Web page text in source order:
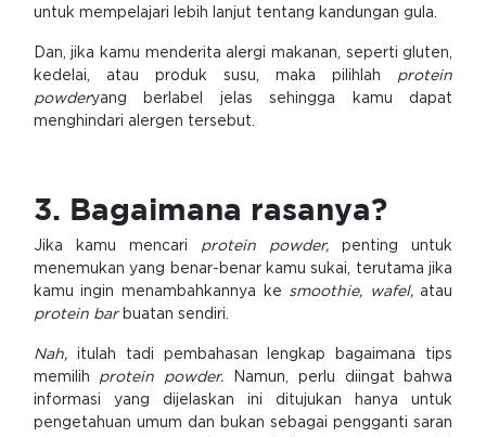
untuk mempelajari lebih lanjut tentang kandungan gula.
Dan, jika kamu menderita alergi makanan, seperti gluten,
kedelai, atau produk susu, maka pilihlah protein
powderyang berlabel jelas sehingga kamu dapat
menghindari alergen tersebut.
3. Bagaimana rasanya?
Jika kamu mencari protein powder, penting untuk
menemukan yang benar-benar kamu sukai, terutama jika
kamu ingin menambahkannya ke smoothie, wafel, atau
protein barbuatan sendiri.
Nah,itulah tadi pembahasan lengkap bagaimana tips
memilih protein powder.
Namun, perlu diingat bahwa
informasi yang dijelaskan ini ditujukan hanya untuk
pengetahuan umum dan bukan sebagai pengganti saran